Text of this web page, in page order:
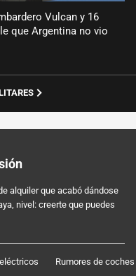
Vulcan y 16
que Argentina no vio
alquiler que acabó dándose
nivel: creerte que puedes
Rumores de coches